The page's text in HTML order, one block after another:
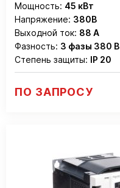
Мощность: 45 кВт
Напряжение: 380В
Выходной ток: 88 А
Фазность: 3 фазы 380 В
Степень защиты: IP 20
ПО ЗАПРОСУ